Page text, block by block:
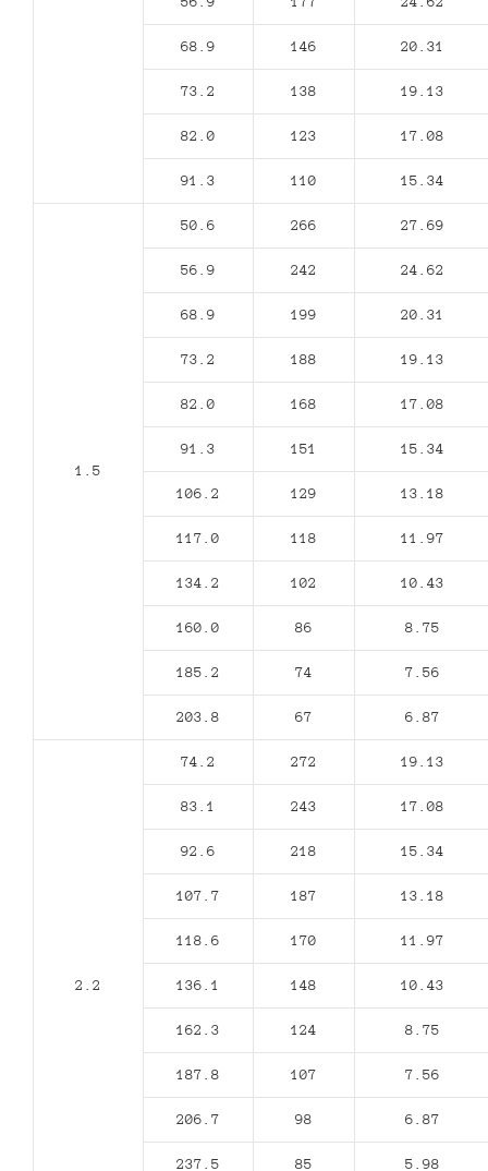
68.9 146 20.31
73.2 138 19.13
82.0 123 17.08
91.3 110 15.34
1.5
50.6 266 27.69
56.9 242 24.62
68.9 199 20.31
73.2 188 19.13
82.0 168 17.08
91.3 151 15.34
106.2 129 13.18
117.0 118 11.97
134.2 102 10.43
160.0 86 8.75
185.2 74 7.56
203.8 67 6.87
2.2
74.2 272 19.13
83.1 243 17.08
92.6 218 15.34
107.7 187 13.18
118.6 170 11.97
136.1 148 10.43
162.3 124 8.75
187.8 107 7.56
206.7 98 6.87
237.5 85 5.98